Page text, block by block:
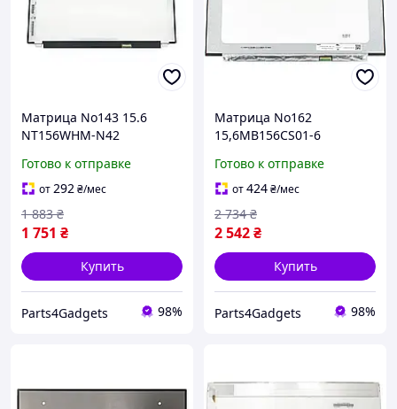
Матрица No143 15.6
NT156WHM-N42
крепления- 30pin eDP,
1366x768, 220
cd&#x2F;m2,
45&#x2F;45&#x2F;20&#x2F
;40,
Готово к отправке
от292₴/мес
1 751 ₴
1 883 ₴
Купить
Parts4Gadgets 98%
Матрица No162
15,6MB156CS01-6
30pin eDP,1920x1080, 250
cd&#x2F;m2,
85&#x2F;85&#x2F;85&#x2F
;85, 60Hz,
Готово к отправке
от424₴/мес
2 542₴
2 734 ₴
Купить
Parts4Gadgets 98%